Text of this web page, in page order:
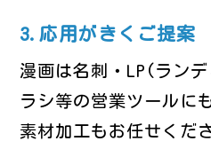
3.応用がきくご提案
漫画は名刺・LP(ラン
ラシ等の営業ツールに
素材加工もお任せくだ